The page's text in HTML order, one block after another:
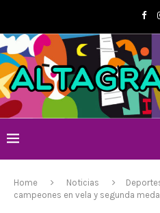
Home Noticias
campeones en vela y segunda